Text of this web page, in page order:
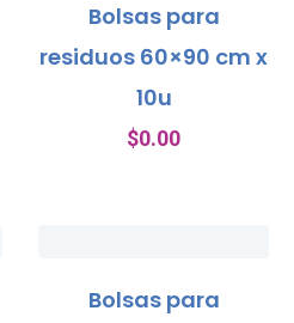
Bolsas para
residuos 60×90 cm x
10u
$0.00
Bolsas para